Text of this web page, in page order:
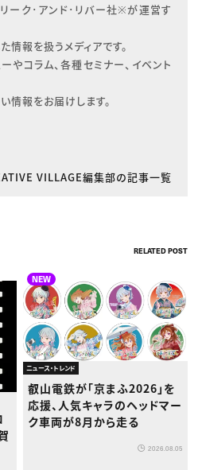
ーク･アンド･リバー社※が運営す
情報を扱うメディアです。
やコラム、各種セミナー、イベント
情報をお届けします。
VILLAGE編集部の記事一覧
RELATED POST
NEW
ニュース・トレンド
叡山電鉄が「京まふ2026」を
応援、人気キャラのヘッドマー
ク車両が8月から走る
2026.08.05